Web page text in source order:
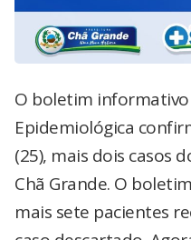
O boletim informativo
Epidemiológica
(25), mais dois casos
Chã Grande. O
mais sete pacientes